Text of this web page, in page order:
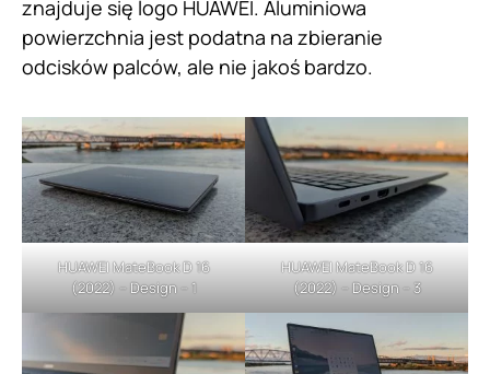
znajduje się logo HUAWEI. Aluminiowa
powierzchnia jest podatna na zbieranie
odcisków palców, ale nie jakoś bardzo.
HUAWEI MateBook D 16
(2022) – Design – 1
HUAWEI MateBook D 16
(2022) – Design – 3